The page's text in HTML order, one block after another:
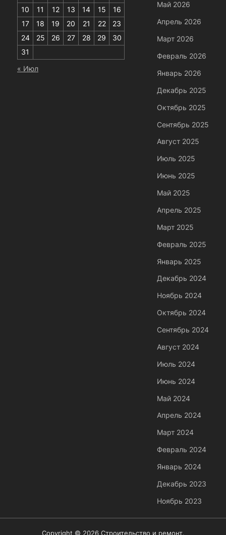
10
11 12 13 14 15
16
17
18 19 20 21 22
23
24
25 26 27 28 29
30
31
« Июл
Май 2026
Апрель 2026
Март 2026
Февраль 2026
Январь 2026
Декабрь 2025
Октябрь 2025
Сентябрь 2025
Август 2025
Июль 2025
Июнь 2025
Май 2025
Апрель 2025
Март 2025
Февраль 2025
Январь 2025
Декабрь 2024
Ноябрь 2024
Октябрь 2024
Сентябрь 2024
Август 2024
Июль 2024
Июнь 2024
Май 2024
Апрель 2024
Март 2024
Февраль 2024
Январь 2024
Декабрь 2023
Ноябрь 2023
Copyright © 2026 Строительство и ремонт.